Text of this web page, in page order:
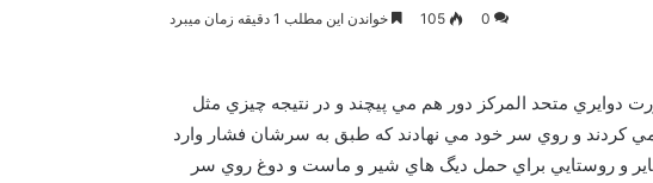
0
105 خواندن این مطلب 1 دقیقه زمان میبرد
دوايري متحد المرکز دور هم مي پيچند و در نتيجه چيزي مثل
کردند و روي سر خود مي نهادند که طبق به سرشان فشار وارد
و روستايي براي حمل ديگ هاي شير و ماست و دوغ روي سر